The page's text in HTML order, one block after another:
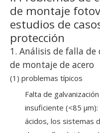
de montaje
estudios de
protección
1. Análisis de falla
de montaje de acero
(1) problemas típicos
Falta de
insuficiente (<85
ácidos, los sistemas